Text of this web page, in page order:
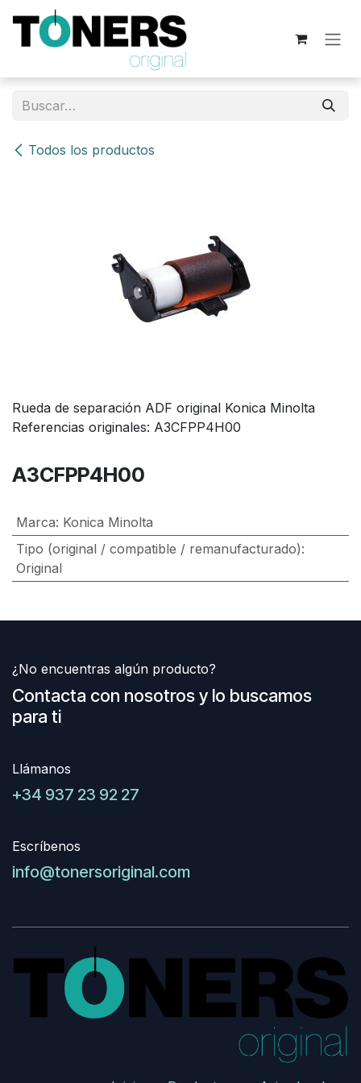
Ir al contenido
Todos los productos
Rueda de separación ADF original Konica Minolta
Referencias originales: A3CFPP4H00
A3CFPP4H00
Marca: Konica Minolta
Tipo (original / compatible / remanufacturado):
Original
¿No encuentras algún producto?
Contacta con nosotros y lo buscamos
para ti
Llámanos
+34 937 23 92 27
Escríbenos
info@tonersoriginal.com